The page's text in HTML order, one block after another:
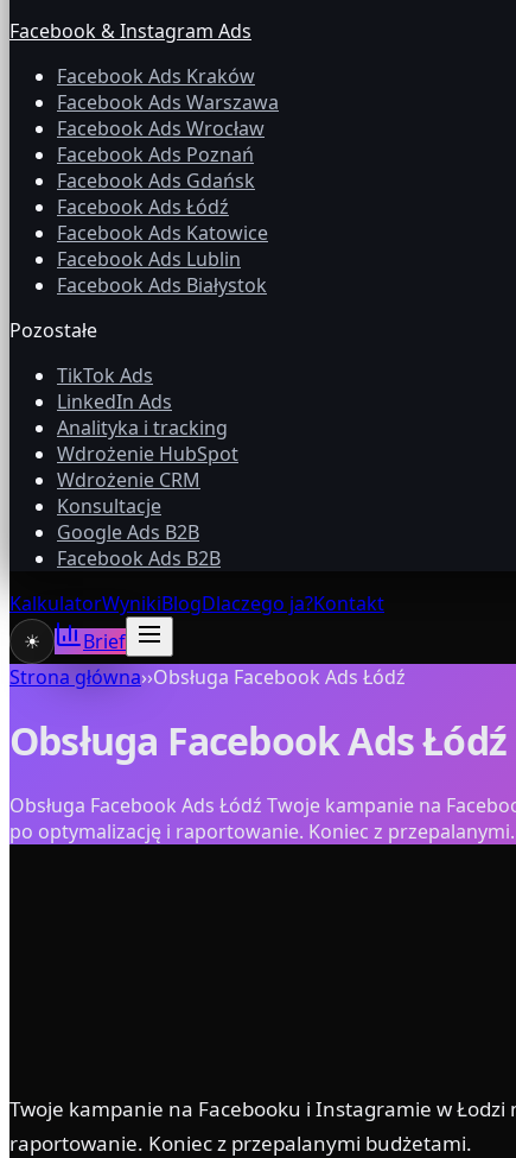
Facebook & Instagram Ads
Facebook Ads Kraków
Facebook Ads Warszawa
Facebook Ads Wrocław
Facebook Ads Poznań
Facebook Ads Gdańsk
Facebook Ads Łódź
Facebook Ads Katowice
Facebook Ads Lublin
Facebook Ads Białystok
Pozostałe
TikTok Ads
LinkedIn Ads
Analityka i tracking
Wdrożenie HubSpot
Wdrożenie CRM
Konsultacje
Google Ads B2B
Facebook Ads B2B
KalkulatorWynikiBlogDlaczego ja?Kontakt
☀
Brief
Strona główna››Obsługa Facebook Ads Łódź
Obsługa Facebook Ads Łódź
Obsługa Facebook Ads Łódź Twoje kampanie na
po optymalizację i raportowanie. Koniec z
Twoje kampanie na Facebooku i Instagramie w
raportowanie. Koniec z przepalanymi budżetami.